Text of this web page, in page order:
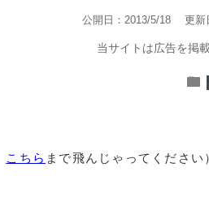
公開日：2013/5/18 更新
当サイトは広告を掲
folder
こちら まで飛んじゃってください